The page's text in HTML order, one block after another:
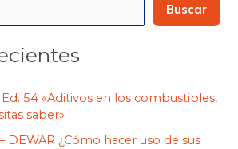
Buscar
54 «Aditivos en los combustibles,
saber»
DEWAR ¿Cómo hacer uso de sus